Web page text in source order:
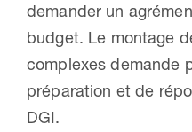
demander un
budget. Le montage
complexes demande
préparation et de
DGI.